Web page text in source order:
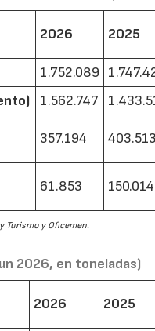
2026 2025
1.752.089
1.562.747
357.194
61.853 150.014
Turismo y Oficemen.
2026, en toneladas)
2026 2025